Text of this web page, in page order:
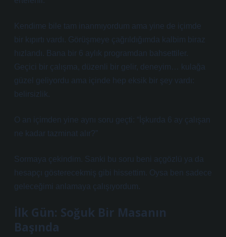
Kendime bile tam inanmıyordum ama yine de içimde
bir kıpırtı vardı. Görüşmeye çağrıldığımda kalbim biraz
hızlandı. Bana bir 6 aylık programdan bahsettiler.
Geçici bir çalışma, düzenli bir gelir, deneyim… kulağa
güzel geliyordu ama içinde hep eksik bir şey vardı:
belirsizlik.
O an içimden yine aynı soru geçti: “İşkurda 6 ay çalışan
ne kadar tazminat alır?”
Sormaya çekindim. Sanki bu soru beni açgözlü ya da
hesapçı gösterecekmiş gibi hissettim. Oysa ben sadece
geleceğimi anlamaya çalışıyordum.
İlk Gün: Soğuk Bir Masanın
Başında